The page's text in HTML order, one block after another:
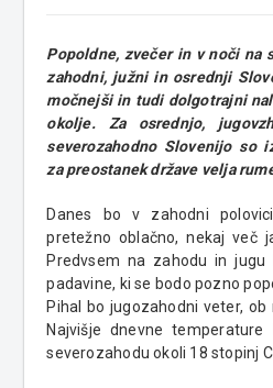
Popoldne, zvečer in v noči na
zahodni, južni in osrednji
močnejši in tudi dolgotrajni
okolje. Za osrednjo,
severozahodno Slovenijo so
za preostanek države velja
Danes bo v zahodni
pretežno oblačno, nekaj več
Predvsem na zahodu in jugu
padavine, ki se bodo pozno
Pihal bo jugozahodni veter,
Najvišje dnevne
severozahodu okoli 18 stopinj